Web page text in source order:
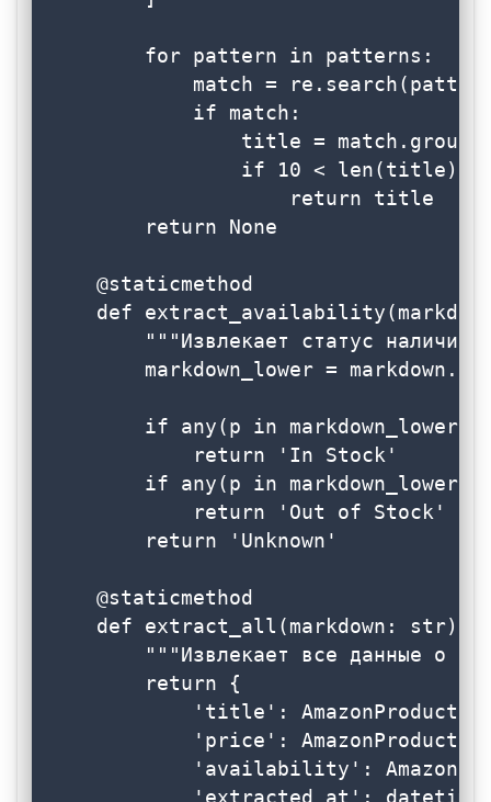
        for pattern in patterns:
match =
            if match:
title =
if 10 < len(title) <
                    return title
        return None
    @staticmethod
def
"""Извлекает статус
markdown_lower =
if any(p in markdown_lower
            return 'In Stock'
if any(p in markdown_lower
            return 'Out of Stock'
        return 'Unknown'
    @staticmethod
def extract_all(markdown: str) -
"""Извлекает все данные о
        return {
'title':
'price':
'availability':
'extracted_at':